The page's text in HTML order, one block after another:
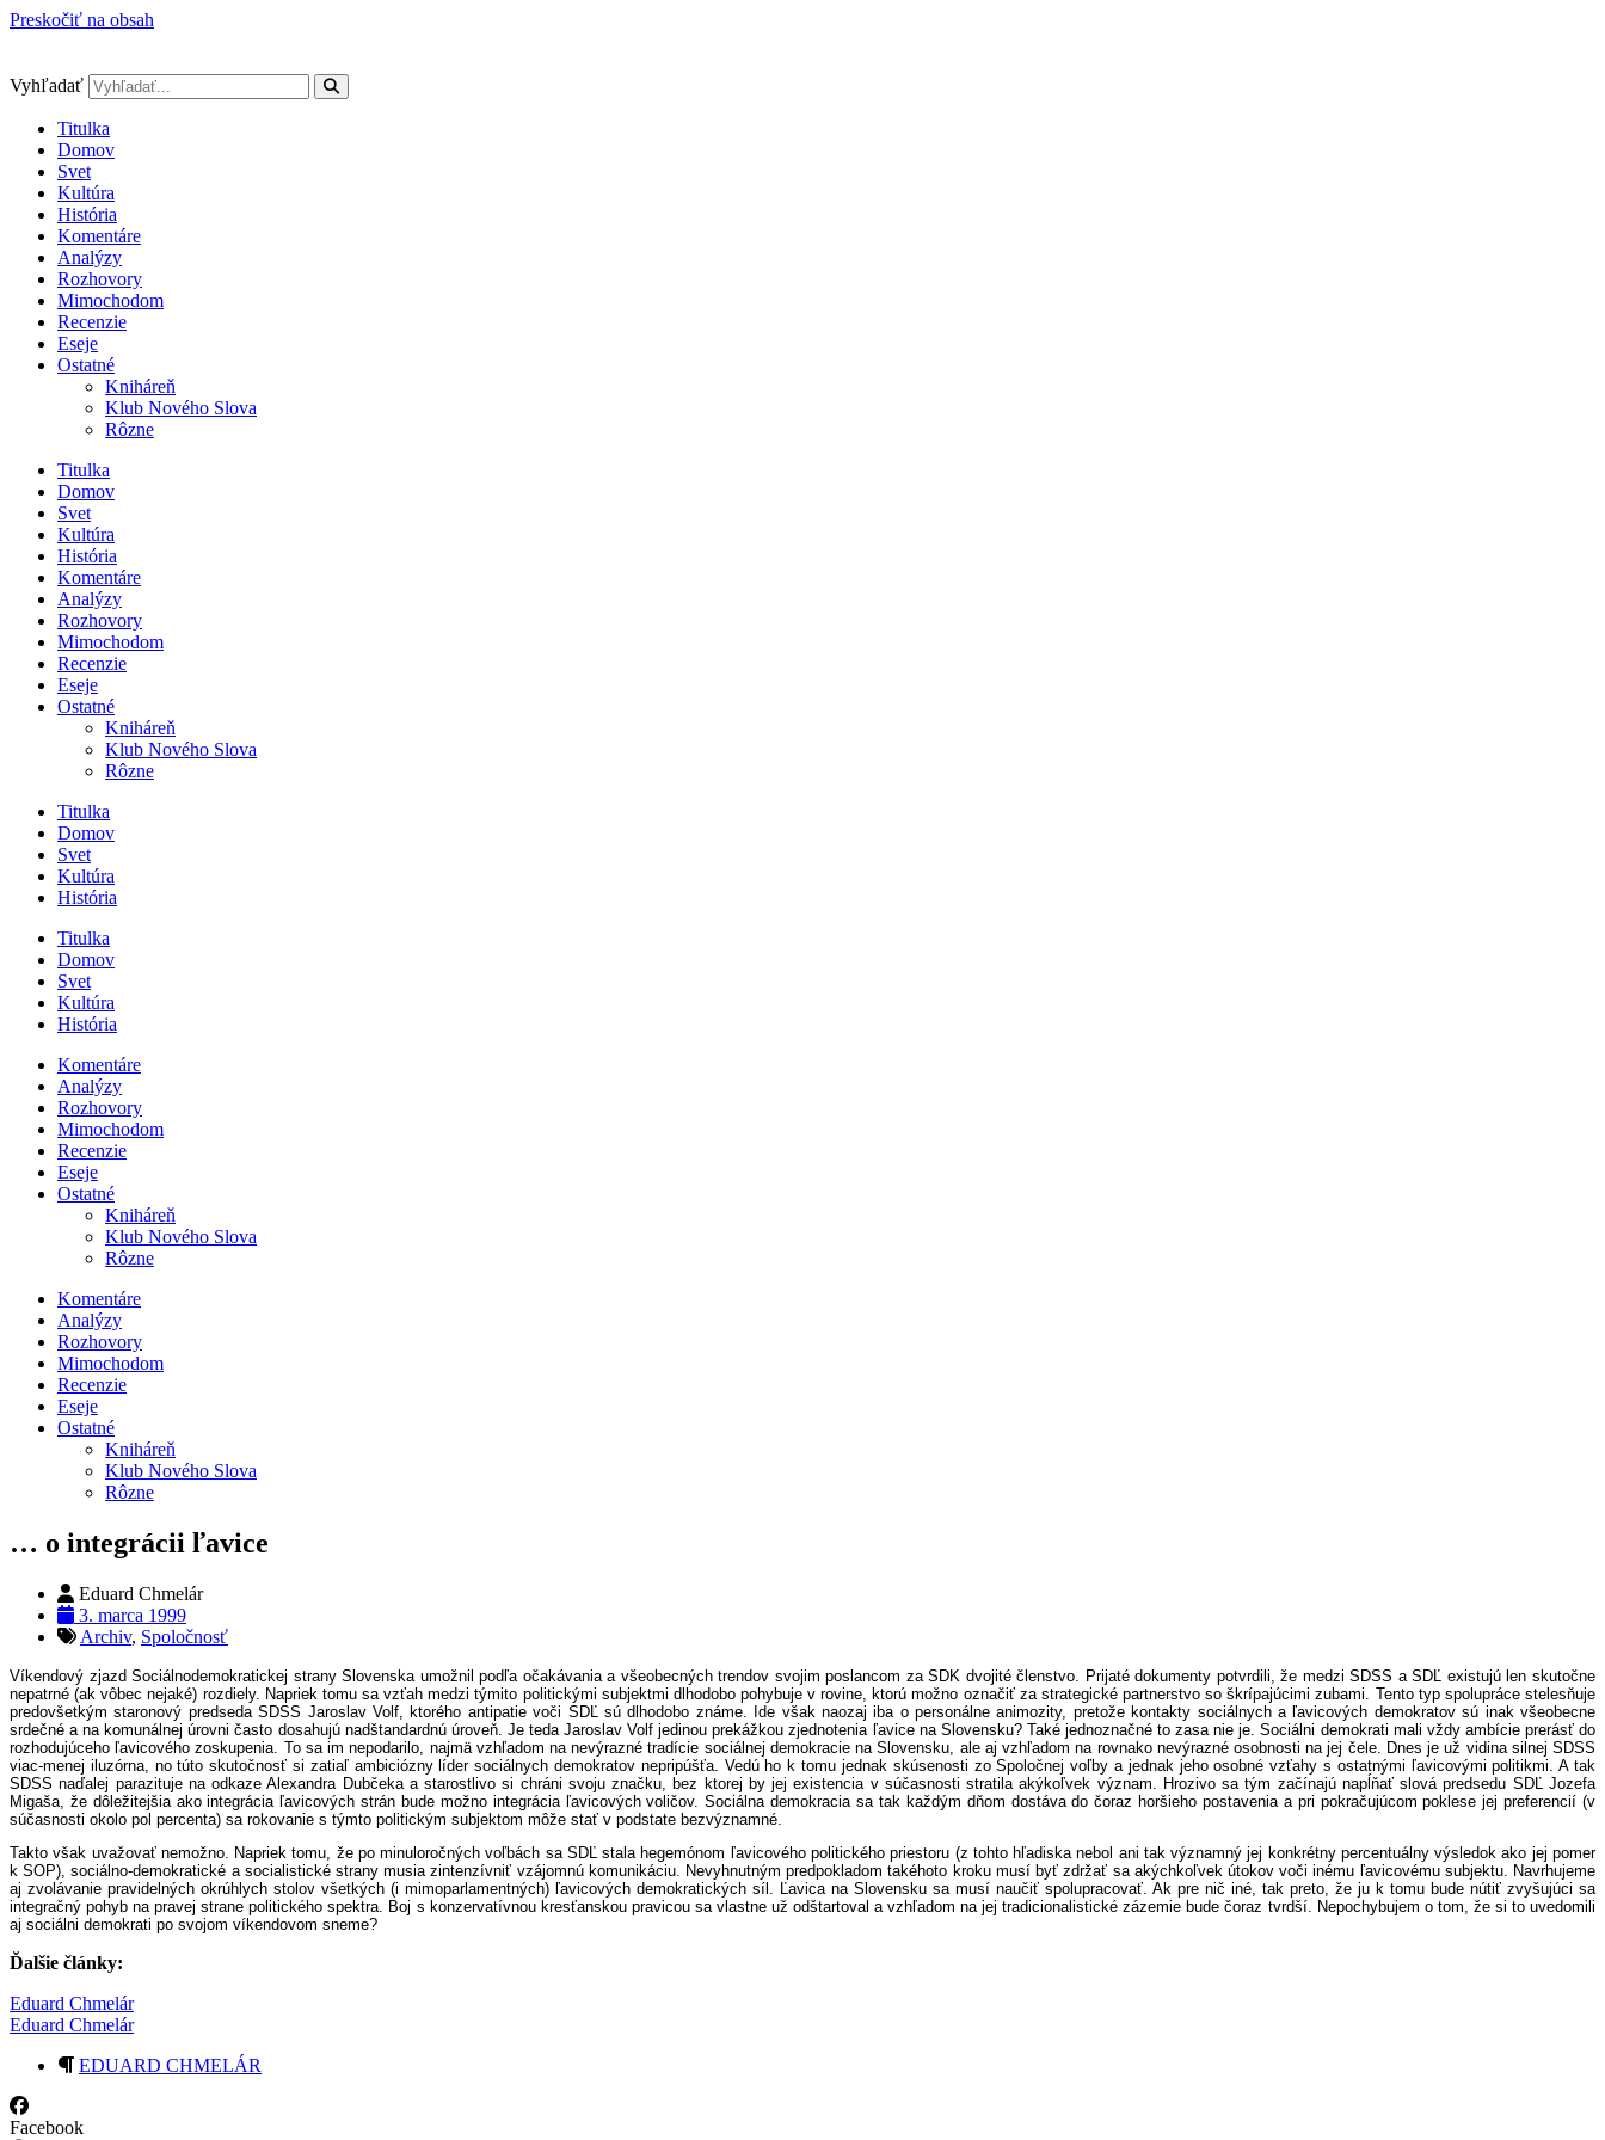
Preskočiť na obsah
Vyhľadať
Titulka
Domov
Svet
Kultúra
História
Komentáre
Analýzy
Rozhovory
Mimochodom
Recenzie
Eseje
Ostatné
Kniháreň
Klub Nového Slova
Rôzne
Titulka
Domov
Svet
Kultúra
História
Komentáre
Analýzy
Rozhovory
Mimochodom
Recenzie
Eseje
Ostatné
Kniháreň
Klub Nového Slova
Rôzne
Titulka
Domov
Svet
Kultúra
História
Titulka
Domov
Svet
Kultúra
História
Komentáre
Analýzy
Rozhovory
Mimochodom
Recenzie
Eseje
Ostatné
Kniháreň
Klub Nového Slova
Rôzne
Komentáre
Analýzy
Rozhovory
Mimochodom
Recenzie
Eseje
Ostatné
Kniháreň
Klub Nového Slova
Rôzne
… o integrácii ľavice
Eduard Chmelár
3. marca 1999
Archiv, Spoločnosť
Víkendový zjazd Sociálnodemokratickej strany Slovenska umožnil podľa očakávania a všeobecných trendov svojim poslancom za SDK dvojité členstvo. Prijaté dokumenty potvrdili, že medzi SDSS a SDĽ existujú len skutočne
nepatrné (ak vôbec nejaké) rozdiely. Napriek tomu sa vzťah medzi týmito politickými subjektmi dlhodobo pohybuje v rovine, ktorú možno označiť za strategické partnerstvo so škrípajúcimi zubami. Tento typ spolupráce stelesňuje
predovšetkým staronový predseda SDSS Jaroslav Volf, ktorého antipatie voči SDĽ sú dlhodobo známe. Ide však naozaj iba o personálne animozity, pretože kontakty sociálnych a ľavicových demokratov sú inak všeobecne
srdečné a na komunálnej úrovni často dosahujú nadštandardnú úroveň. Je teda Jaroslav Volf jedinou prekážkou zjednotenia ľavice na Slovensku? Také jednoznačné to zasa nie je. Sociálni demokrati mali vždy ambície prerásť do
rozhodujúceho ľavicového zoskupenia. To sa im nepodarilo, najmä vzhľadom na nevýrazné tradície sociálnej demokracie na Slovensku, ale aj vzhľadom na rovnako nevýrazné osobnosti na jej čele. Dnes je už vidina silnej SDSS
viac-menej iluzórna, no túto skutočnosť si zatiaľ ambiciózny líder sociálnych demokratov nepripúšťa. Vedú ho k tomu jednak skúsenosti zo Spoločnej voľby a jednak jeho osobné vzťahy s ostatnými ľavicovými politikmi. A tak
SDSS naďalej parazituje na odkaze Alexandra Dubčeka a starostlivo si chráni svoju značku, bez ktorej by jej existencia v súčasnosti stratila akýkoľvek význam. Hrozivo sa tým začínajú napĺňať slová predsedu SDĽ Jozefa
Migaša, že dôležitejšia ako integrácia ľavicových strán bude možno integrácia ľavicových voličov. Sociálna demokracia sa tak každým dňom dostáva do čoraz horšieho postavenia a pri pokračujúcom poklese jej preferencií (v
súčasnosti okolo pol percenta) sa rokovanie s týmto politickým subjektom môže stať v podstate bezvýznamné.
Takto však uvažovať nemožno. Napriek tomu, že po minuloročných voľbách sa SDĽ stala hegemónom ľavicového politického priestoru (z tohto hľadiska nebol ani tak významný jej konkrétny percentuálny výsledok ako jej pomer
k SOP), sociálno-demokratické a socialistické strany musia zintenzívniť vzájomnú komunikáciu. Nevyhnutným predpokladom takéhoto kroku musí byť zdržať sa akýchkoľvek útokov voči inému ľavicovému subjektu. Navrhujeme
aj zvolávanie pravidelných okrúhlych stolov všetkých (i mimoparlamentných) ľavicových demokratických síl. Ľavica na Slovensku sa musí naučiť spolupracovať. Ak pre nič iné, tak preto, že ju k tomu bude nútiť zvyšujúci sa
integračný pohyb na pravej strane politického spektra. Boj s konzervatívnou kresťanskou pravicou sa vlastne už odštartoval a vzhľadom na jej tradicionalistické zázemie bude čoraz tvrdší. Nepochybujem o tom, že si to uvedomili
aj sociálni demokrati po svojom víkendovom sneme?
Ďalšie články:
Eduard Chmelár
Eduard Chmelár
EDUARD CHMELÁR
Facebook